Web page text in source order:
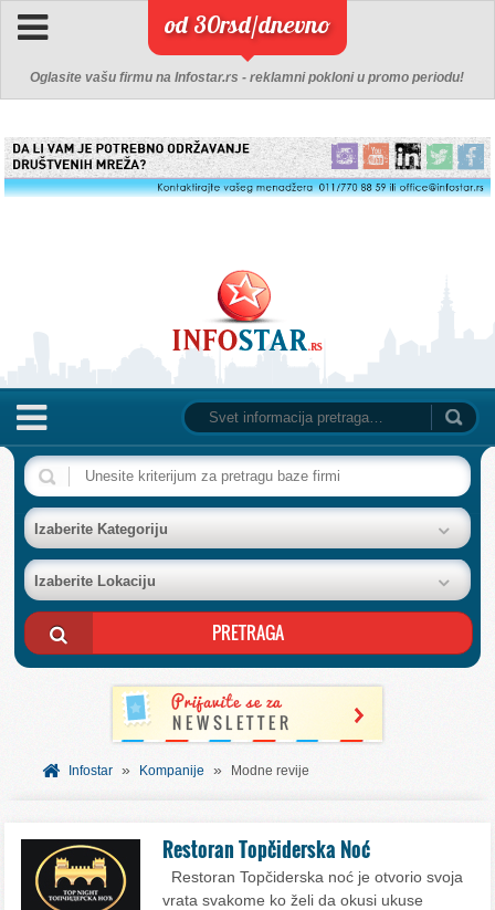
od 30rsd/dnevno
Oglasite vašu firmu na Infostar.rs - reklamni pokloni u promo periodu!
NASLOVNA
BAZA FIRMI
POSLOVNI OGLASI
AKCIJE I KATALOZI
BESPLATNI VAUČERI
SVET INFORMACIJA
Izaberite Kategoriju
Izaberite Lokaciju
Infostar » Kompanije » Modne revije
Restoran Topčiderska Noć
Restoran Topčiderska noć je otvorio svoja
vrata svakome ko želi da okusi ukuse